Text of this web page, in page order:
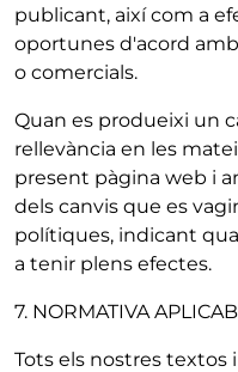
publicant, així com a
oportunes d'acord
o comercials.
Quan es produeixi un
rellevància en les
present pàgina web i
dels canvis que es
polítiques, indicant
a tenir plens efectes.
7. NORMATIVA
Tots els nostres textos